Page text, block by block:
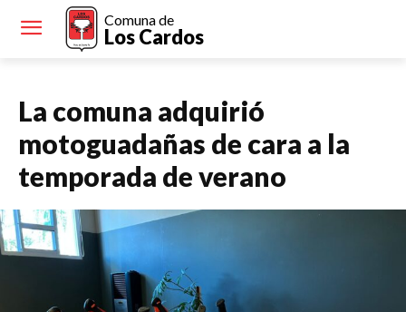
Comuna de
Los Cardos
La comuna adquirió
motoguadañas de cara a la
temporada de verano